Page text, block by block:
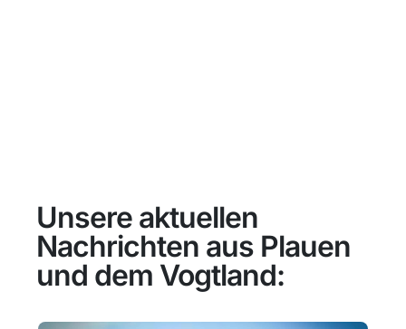
Unsere aktuellen
Nachrichten aus Plauen
und dem Vogtland: